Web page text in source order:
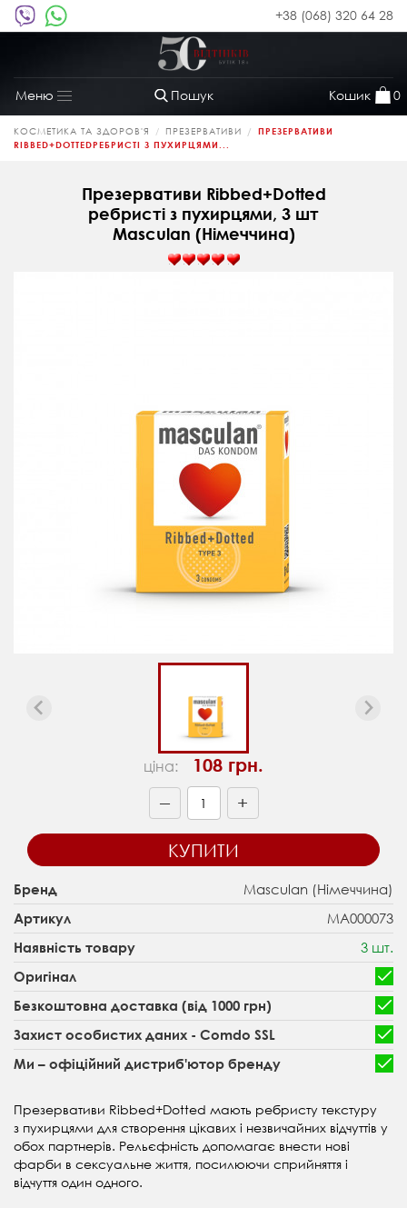
+38 (068) 320 64 28
Пошук Кошик 0
Меню
Toggle
navigation
КОСМЕТИКА ТА ЗДОРОВ'Я ПРЕЗЕРВАТИВИ
ПРЕЗЕРВАТИВИ
RIBBED+DOTTEDРЕБРИСТІ З ПУХИРЦЯМИ...
Презервативи Ribbed+Dotted
ребристі з пухирцями, 3 шт
Masculan (Німеччина)
ціна: 108 грн.
— +
КУПИТИ
Бренд Masculan (Німеччина)
Артикул MA000073
Наявність товару 3 шт.
Оригінал
Безкоштовна доставка (від 1000 грн)
Захист особистих даних - Comdo SSL
Ми – офіційний дистриб'ютор бренду
Презервативи Ribbed+Dotted мають ребристу текстуру
з пухирцями для створення цікавих і незвичайних відчуттів у
обох партнерів. Рельєфність допомагає внести нові
фарби в сексуальне життя, посилюючи сприйняття і
відчуття один одного.